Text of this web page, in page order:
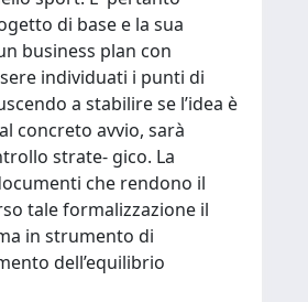
di base e la sua
business plan con
individuati i punti di
a stabilire se l’idea è
concreto avvio, sarà
strate- gico. La
che rendono il
tale formalizzazione il
in strumento di
dell’equilibrio